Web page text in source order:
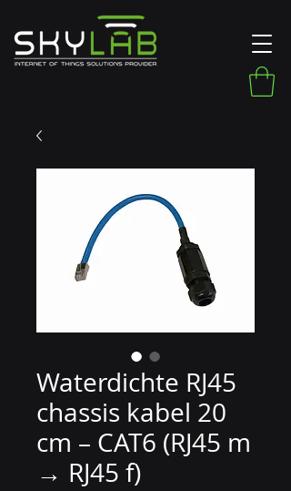
Waterdichte RJ45
chassis kabel 20
cm – CAT6 (RJ45 m
→ RJ45 f)